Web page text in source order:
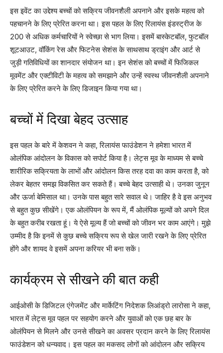
इस इवेंट का उद्देश्य बच्चों को सक्रिय जीवनशैली अपनाने और इसके महत्व को
पहचानने के लिए प्रेरित करना था। इस पहल के लिए रिलायंस इंडस्ट्रीज के
200 से अधिक कर्मचारियों ने स्वेच्छा से भाग लिया। इसमें बास्केटबॉल, फुटबॉल
शूटआउट, वॉकिंग रेस और फिटनेस सेशंस के साथसाथ ड्राइंग और आर्ट से
जुड़ी गतिविधियों का शानदार संयोजन था। इन सेशंस को बच्चों में फिजिकल
मूवमेंट और एक्टीविटी के महत्व को समझाने और उन्हें स्वस्थ जीवनशैली अपनाने
के लिए प्रेरित करने के लिए डिजाइन किया गया था।
बच्चों में दिखा बेहद उत्साह
इस पहल के बारे में केशवन ने कहा, रिलायंस फाउंडेशन ने हमेशा भारत में
ओलंपिक आंदोलन के विकास को सपोर्ट किया है। लेट्स मूव के माध्यम से बच्चे
शारीरिक सक्रियता के लाभों और आंदोलन किस तरह दवा का काम करता है, को
लेकर बेहतर समझ विकसित कर सकते हैं। बच्चे बेहद उत्साही थे। उनका जुनून
और ऊर्जा बेमिसाल था। उनके पास बहुत सारे सवाल थे। जाहिर है वे इस अनुभव
से बहुत कुछ सीखेंगे। एक ओलंपियन के रूप में, मैं ओलंपिक मूल्यों को अपने दिल
के बहुत करीब रखता हूं। ये ऐसे मूल्य हैं जो बच्चों को जीवन भर काम आएंगे। मुझे
उम्मीद है कि इनमें से कुछ बच्चे सक्रिय रूप से खेल जारी रखने के लिए प्रेरित
होंगे और शायद वे इसमें अपना करियर भी बना सकें।
कार्यक्रम से सीखने की बात कही
आईओसी के डिजिटल एंगेजमेंट और मार्केटिंग निदेशक लिआंड्रो लारोसा ने कहा,
भारत में लेट्स मूव पहल पर सहयोग करने और युवाओं को एक छह बार के
ओलंपियन से मिलने और उनसे सीखने का अवसर प्रदान करने के लिए रिलायंस
फाउंडेशन को धन्यवाद। इस पहल का मकसद लोगों को आंदोलन और सक्रिय